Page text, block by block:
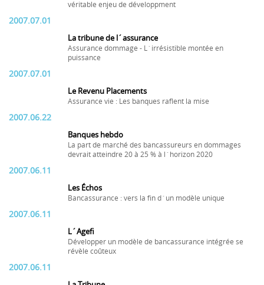
véritable enjeu de développment
2007.07.01
La tribune de l´assurance
Assurance dommage - L´irrésistible montée en
puissance
2007.07.01
Le Revenu Placements
Assurance vie : Les banques raflent la mise
2007.06.22
Banques hebdo
La part de marché des bancassureurs en dommages
devrait atteindre 20 à 25 % à l´horizon 2020
2007.06.11
Les Échos
Bancassurance : vers la fin d´un modèle unique
2007.06.11
L´Agefi
Développer un modèle de bancassurance intégrée se
révèle coûteux
2007.06.11